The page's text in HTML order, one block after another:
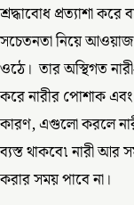
শ্রদ্ধাবোধ প্রত্যাশা
সচেতনতা নিয়ে
ওঠে। তার অস্থিগত
করে নারীর পোশাক
কারণ, এগুলো করলে
ব্যস্ত থাকবে৷ নারী আর
করার সময় পাবে না।